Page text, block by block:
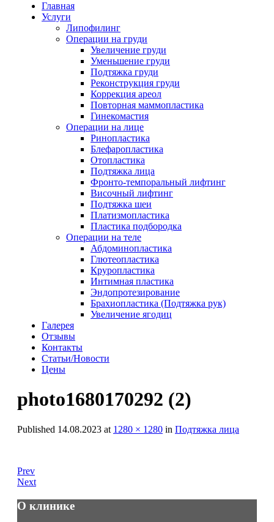
Главная
Услуги
Липофилинг
Операции на груди
Увеличение груди
Уменьшение груди
Подтяжка груди
Реконструкция груди
Коррекция ареол
Повторная маммопластика
Гинекомастия
Операции на лице
Ринопластика
Блефаропластика
Отопластика
Подтяжка лица
Фронто-темпоральный лифтинг
Височный лифтинг
Подтяжка шеи
Платизмопластика
Пластика подбородка
Операции на теле
Абдоминопластика
Глютеопластика
Круропластика
Интимная пластика
Эндопротезирование
Брахиопластика (Подтяжка рук)
Увеличение ягодиц
Галерея
Отзывы
Контакты
Статьи/Новости
Цены
photo1680170292 (2)
Published 14.08.2023 at 1280 × 1280 in Подтяжка лица
Prev
Next
О клинике